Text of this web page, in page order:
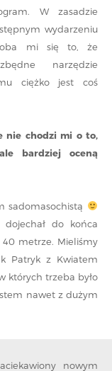
W zasadzie
wydarzeniu
mi się to, że
narzędzie
ciężko jest coś
nie chodzi mi o to,
bardziej oceną
sadomasochistą
do końca
40 metrze. Mieliśmy
Patryk z Kwiatem
których trzeba było
nawet z dużym
nowym